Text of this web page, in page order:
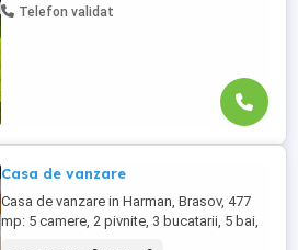
Telefon validat
Casa de vanzare
Casa de vanzare in Harman, Brasov, 477
mp: 5 camere, 2 pivnite, 3 bucatarii, 5 bai,